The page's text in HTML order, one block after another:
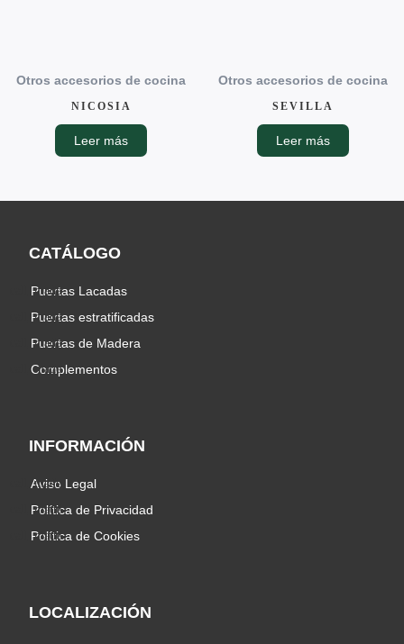
Otros accesorios de cocina
NICOSIA
Leer más
Otros accesorios de cocina
SEVILLA
Leer más
CATÁLOGO
Puertas Lacadas
Puertas estratificadas
Puertas de Madera
Complementos
INFORMACIÓN
Aviso Legal
Política de Privacidad
Política de Cookies
LOCALIZACIÓN